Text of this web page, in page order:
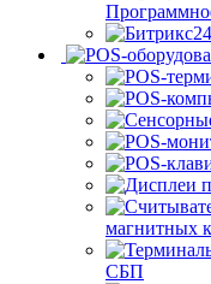
магнитных
СБП